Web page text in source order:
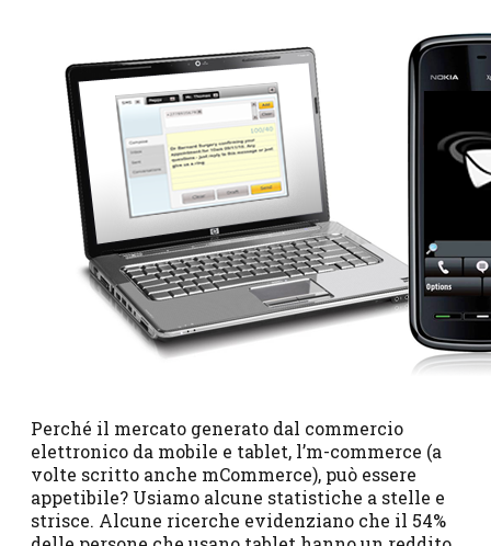
Perché il mercato generato dal commercio
elettronico da mobile e tablet, l’m-commerce (a
volte scritto anche mCommerce), può essere
appetibile? Usiamo alcune statistiche a stelle e
strisce. Alcune ricerche evidenziano che il 54%